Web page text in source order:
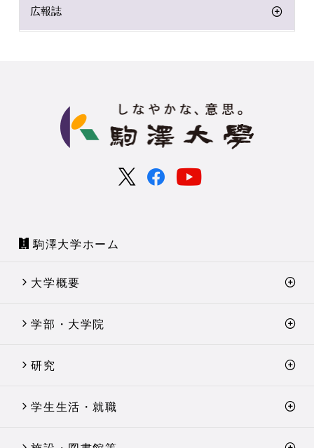
広報誌
駒澤大学ホーム
大学概要
学部・大学院
研究
学生生活・就職